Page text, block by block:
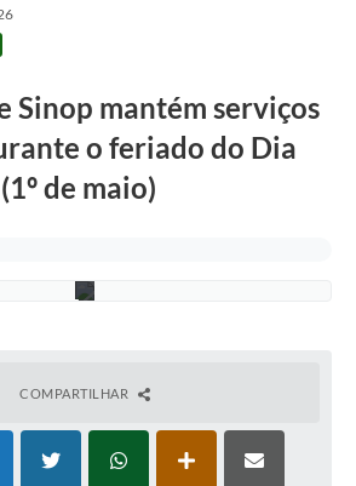
Sinop mantém serviços
o feriado do Dia
de maio)
o
A
s
COMPARTILHAR